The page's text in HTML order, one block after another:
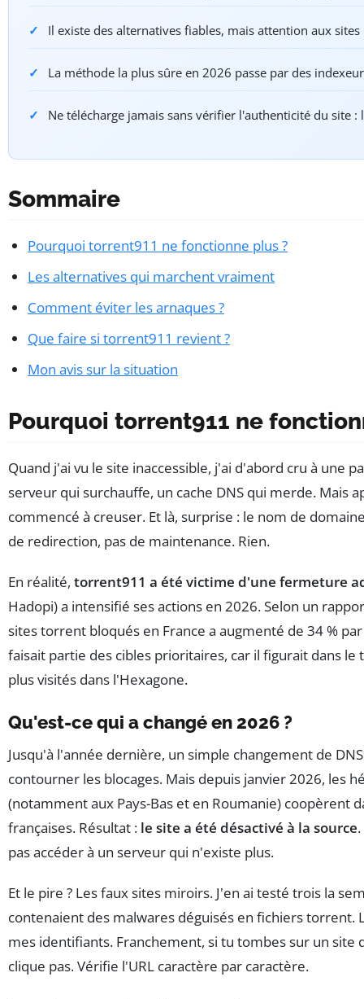
Il existe des alternatives fiables, mais attention aux
La méthode la plus sûre en 2026 passe par des
Ne télécharge jamais sans vérifier l'authenticité du site :
Sommaire
Pourquoi torrent911 ne fonctionne plus ?
Les alternatives qui marchent vraiment
Comment éviter les arnaques ?
Que faire si torrent911 revient ?
Mon avis sur la situation
Pourquoi torrent911 ne
Quand j'ai vu le site inaccessible, j'ai d'abord cru à une
serveur qui surchauffe, un cache DNS qui merde. Mais
commencé à creuser. Et là, surprise : le nom de
de redirection, pas de maintenance. Rien.
En réalité, torrent911 a été victime d'une fermeture
Hadopi) a intensifié ses actions en 2026. Selon un
sites torrent bloqués en France a augmenté de 34 %
faisait partie des cibles prioritaires, car il figurait dans le
plus visités dans l'Hexagone.
Qu'est-ce qui a changé en 2026 ?
Jusqu'à l'année dernière, un simple changement de
contourner les blocages. Mais depuis janvier 2026, les
(notamment aux Pays-Bas et en Roumanie) coopèrent
françaises. Résultat : le site a été désactivé à la source
pas accéder à un serveur qui n'existe plus.
Et le pire ? Les faux sites miroirs. J'en ai testé trois la
contenaient des malwares déguisés en fichiers torrent.
mes identifiants. Franchement, si tu tombes sur un
clique pas. Vérifie l'URL caractère par caractère.